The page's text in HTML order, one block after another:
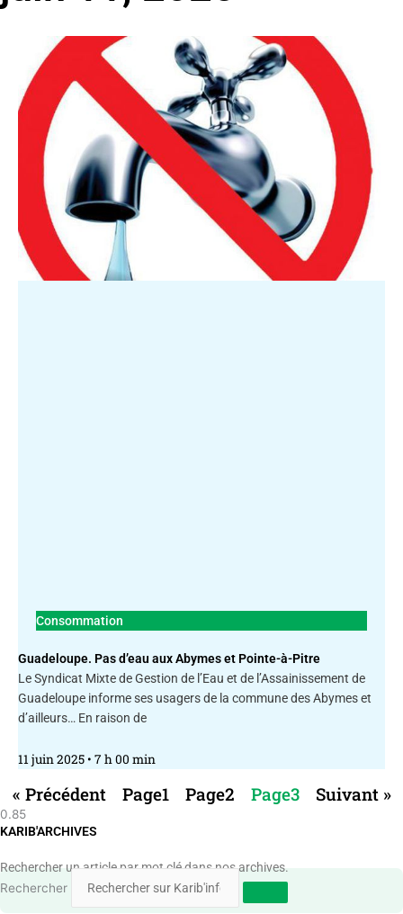
Consommation
Guadeloupe. Pas d’eau aux Abymes et Pointe-à-Pitre
Le Syndicat Mixte de Gestion de l’Eau et de l’Assainissement de
Guadeloupe informe ses usagers de la commune des Abymes et
d’ailleurs… En raison de
11 juin 2025 7 h 00 min
« Précédent Page1 Page2 Page3 Suivant »
KARIB'ARCHIVES
Rechercher un article par mot clé dans nos archives.
Rechercher